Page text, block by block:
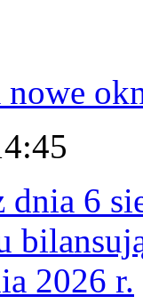
nowe
6
2026 r.